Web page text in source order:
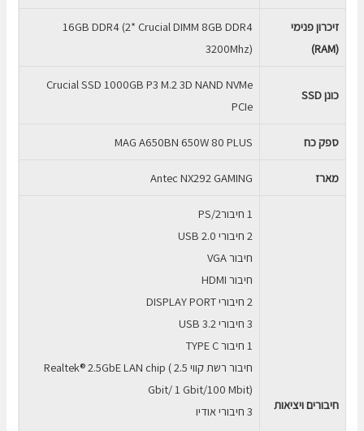
זיכרוןפנימי
(
RAM
)
16GB DDR4 (2* Crucial DIMM 8GB DDR4
3200Mhz)
כונןSSD
Crucial SSD 1000GB P3 M.2 3D NAND NVMe
PCIe
ספק כח MAG A650BN 650W 80 PLUS
מארז Antec NX292 GAMING
חיבורים ויציאות
1 חיבורPS/2
2 חיבורי USB 2.0
חיבור VGA
חיבור HDMI
2 חיבורי DISPLAY PORT
3 חיבורי USB 3.2
1 חיבור TYPE C
חיבור רשת קווי Realtek® 2.5GbE LAN chip ( 2.5
Gbit/ 1 Gbit/100 Mbit)
3 חיבורי אודיו